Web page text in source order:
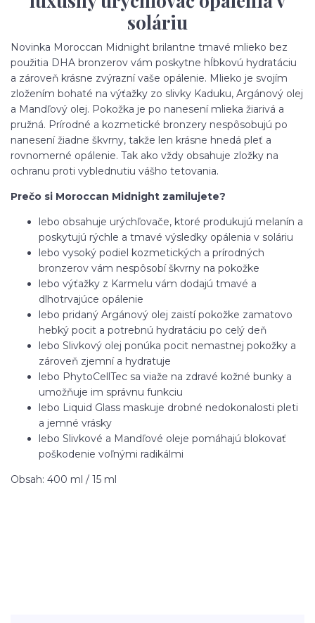
soláriu
Novinka Moroccan Midnight brilantne tmavé mlieko bez
použitia DHA bronzerov vám poskytne hĺbkovú hydratáciu
a zároveň krásne zvýrazní vaše opálenie. Mlieko je svojím
zložením bohaté na výťažky zo slivky Kaduku, Argánový olej
a Mandľový olej. Pokožka je po nanesení mlieka žiarivá a
pružná. Prírodné a kozmetické bronzery nespôsobujú po
nanesení žiadne škvrny, takže len krásne hnedá pleť a
rovnomerné opálenie. Tak ako vždy obsahuje zložky na
ochranu proti vyblednutiu vášho tetovania.
Prečo si Moroccan Midnight zamilujete?
lebo obsahuje urýchľovače, ktoré produkujú melanín a
poskytujú rýchle a tmavé výsledky opálenia v soláriu
lebo vysoký podiel kozmetických a prírodných
bronzerov vám nespôsobí škvrny na pokožke
lebo výťažky z Karmelu vám dodajú tmavé a
dlhotrvajúce opálenie
lebo pridaný Argánový olej zaistí pokožke zamatovo
hebký pocit a potrebnú hydratáciu po celý deň
lebo Slivkový olej ponúka pocit nemastnej pokožky a
zároveň zjemní a hydratuje
lebo PhytoCellTec sa viaže na zdravé kožné bunky a
umožňuje im správnu funkciu
lebo Liquid Glass maskuje drobné nedokonalosti pleti
a jemné vrásky
lebo Slivkové a Mandľové oleje pomáhajú blokovať
poškodenie voľnými radikálmi
Obsah: 400 ml / 15 ml